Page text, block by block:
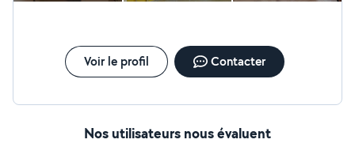
Voir le profil Contacter
Nos utilisateurs nous évaluent